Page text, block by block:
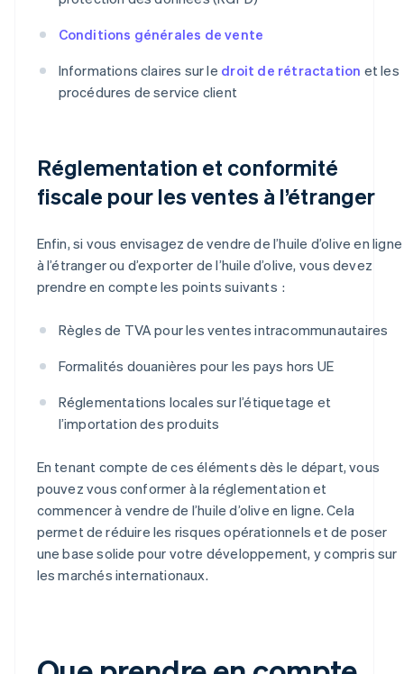
Conditions générales de vente
Informations claires sur le droit de rétractation et les
procédures de service client
Réglementation et conformité
fiscale pour les ventes à l’étranger
Enfin, si vous envisagez de vendre de l’huile d’olive en ligne
à l’étranger ou d’exporter de l’huile d’olive, vous devez
prendre en compte les points suivants :
Règles de TVA pour les ventes intracommunautaires
Formalités douanières pour les pays hors UE
Réglementations locales sur l’étiquetage et
l’importation des produits
En tenant compte de ces éléments dès le départ, vous
pouvez vous conformer à la réglementation et
commencer à vendre de l’huile d’olive en ligne. Cela
permet de réduire les risques opérationnels et de poser
une base solide pour votre développement, y compris sur
les marchés internationaux.